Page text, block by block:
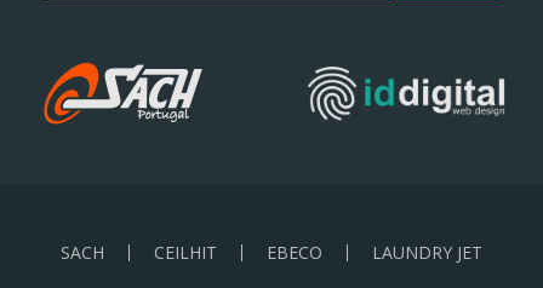
SACH CEILHIT EBECO LAUNDRY JET